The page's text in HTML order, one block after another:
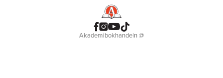
Akademibokhandeln@